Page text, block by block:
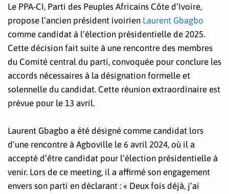
Le PPA-CI, Parti des Peuples Africains Côte d’Ivoire,
propose l’ancien président ivoirien Laurent Gbagbo
comme candidat à l’élection présidentielle de 2025.
Cette décision fait suite à une rencontre des membres
du Comité central du parti, convoquée pour conclure les
accords nécessaires à la désignation formelle et
solennelle du candidat. Cette réunion extraordinaire est
prévue pour le 13 avril.
Laurent Gbagbo a été désigné comme candidat lors
d’une rencontre à Agboville le 6 avril 2024, où il a
accepté d’être candidat pour l’élection présidentielle à
venir. Lors de ce meeting, il a affirmé son engagement
envers son parti en déclarant : « Deux fois déjà, j’ai